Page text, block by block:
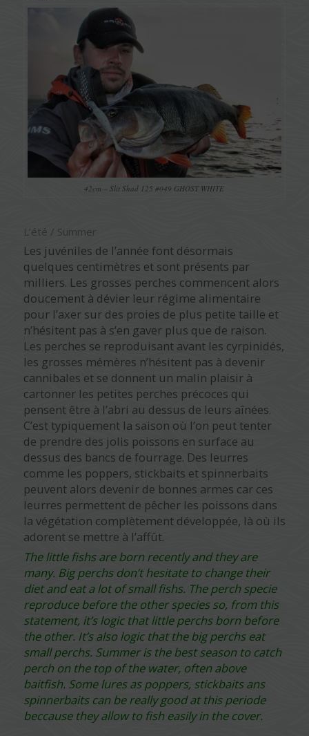
42cm – Slit Shad 125 #049 GHOST WHITE
L’été / Summer
Les juvéniles de l’année font désormais
quelques centimètres et sont présents par
milliers. Les grosses perches commencent alors
doucement à dévier leur régime alimentaire
pour l’axer sur des proies de plus petite taille et
n’hésitent pas à s’en gaver plus que de raison.
Les perches se reproduisant avant les cyrpinidés,
les grosses mémères n’hésitent pas à devenir
cannibales et se donnent un malin plaisir à
cartonner les petites perches précoces qui
pensent être à l’abri au dessus de leurs aînées.
C’est typiquement la saison où l’on peut tenter
de prendre des jolis poissons en surface au
dessus des bancs de fourrage. Des leurres
comme les poppers, stickbaits et spinnerbaits
peuvent alors devenir de bonnes armes car ces
leurres permettent de pêcher les poissons dans
la végétation complètement développée, là où ils
adorent se mettre à l’affût.
The little fishs are born recently and they are
many. Big perchs don’t hesitate to change their
diet and eat a lot of small fishs. The perch specie
reproduce before the other species so, from this
statement, it’s logic that little perchs born before
the other. It’s also logic that the big perchs eat
small perchs. Summer is the best season to catch
perch on the top of the water, often above
baitfish. Some lures as poppers, stickbaits ans
spinnerbaits can be really good at this periode
beccause they allow to fish easily in the cover.